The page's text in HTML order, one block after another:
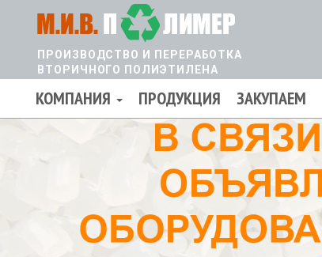
содержаниюПРОИЗВОДСТВО И ПЕРЕРАБОТКА
ВТОРИЧНОГО ПОЛИЭТИЛЕНА
КОМПАНИЯ ПРОДУКЦИЯ ЗАКУПАЕМ